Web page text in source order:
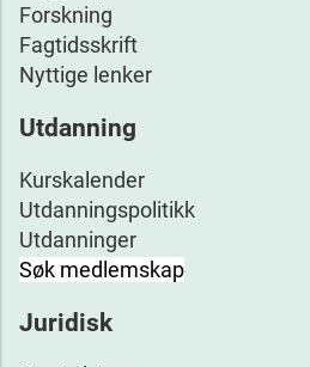
Forskning
Fagtidsskrift
Nyttige lenker
Utdanning
Kurskalender
Utdanningspolitikk
Utdanninger
Søk medlemskap
Juridisk